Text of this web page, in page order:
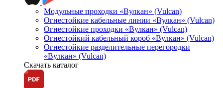
Модульные проходки «Вулкан» (Vulcan)
Огнестойкие кабельные линии «Вулкан» (Vulcan)
Огнестойкие проходки «Вулкан» (Vulcan)
Огнестойкий кабельный короб «Вулкан» (Vulcan)
Огнестойкие разделительные перегородки
«Вулкан» (Vulcan)
Скачать каталог